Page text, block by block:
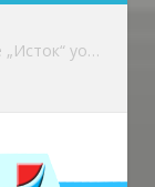
Вучић: Расписивање избора за који дан или недељу